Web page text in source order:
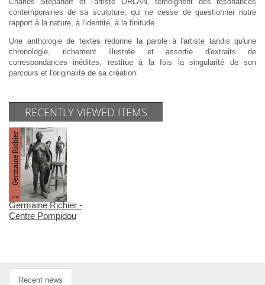
contemporaines de sa sculpture, qui ne cesse de questionner notre
rapport à la nature, à l'identité, à la finitude.
Une anthologie de textes redonne la parole à l'artiste tandis qu'une
chronologie, richement illustrée et assortie d'extraits de
correspondances inédites, restitue à la fois la singularité de son
parcours et l'originalité de sa création.
RECENTLY VIEWED ITEMS
Germaine Richier -
Centre Pompidou
Recent news